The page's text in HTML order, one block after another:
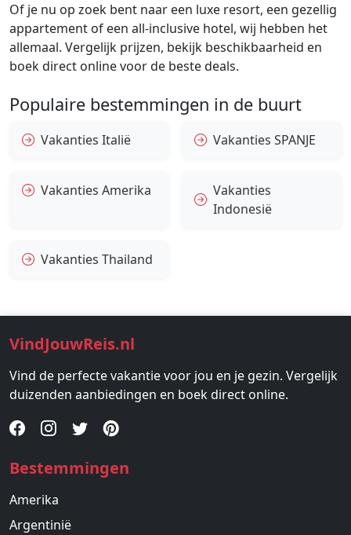
Of je nu op zoek bent naar een luxe resort, een gezellig
appartement of een all-inclusive hotel, wij hebben het
allemaal. Vergelijk prijzen, bekijk beschikbaarheid en
boek direct online voor de beste deals.
Populaire bestemmingen in de buurt
Vakanties Italië Vakanties SPANJE
Vakanties Amerika
Vakanties
Indonesië
Vakanties Thailand
VindJouwReis.nl
Vind de perfecte vakantie voor jou en je gezin. Vergelijk
duizenden aanbiedingen en boek direct online.
Bestemmingen
Amerika
Argentinië